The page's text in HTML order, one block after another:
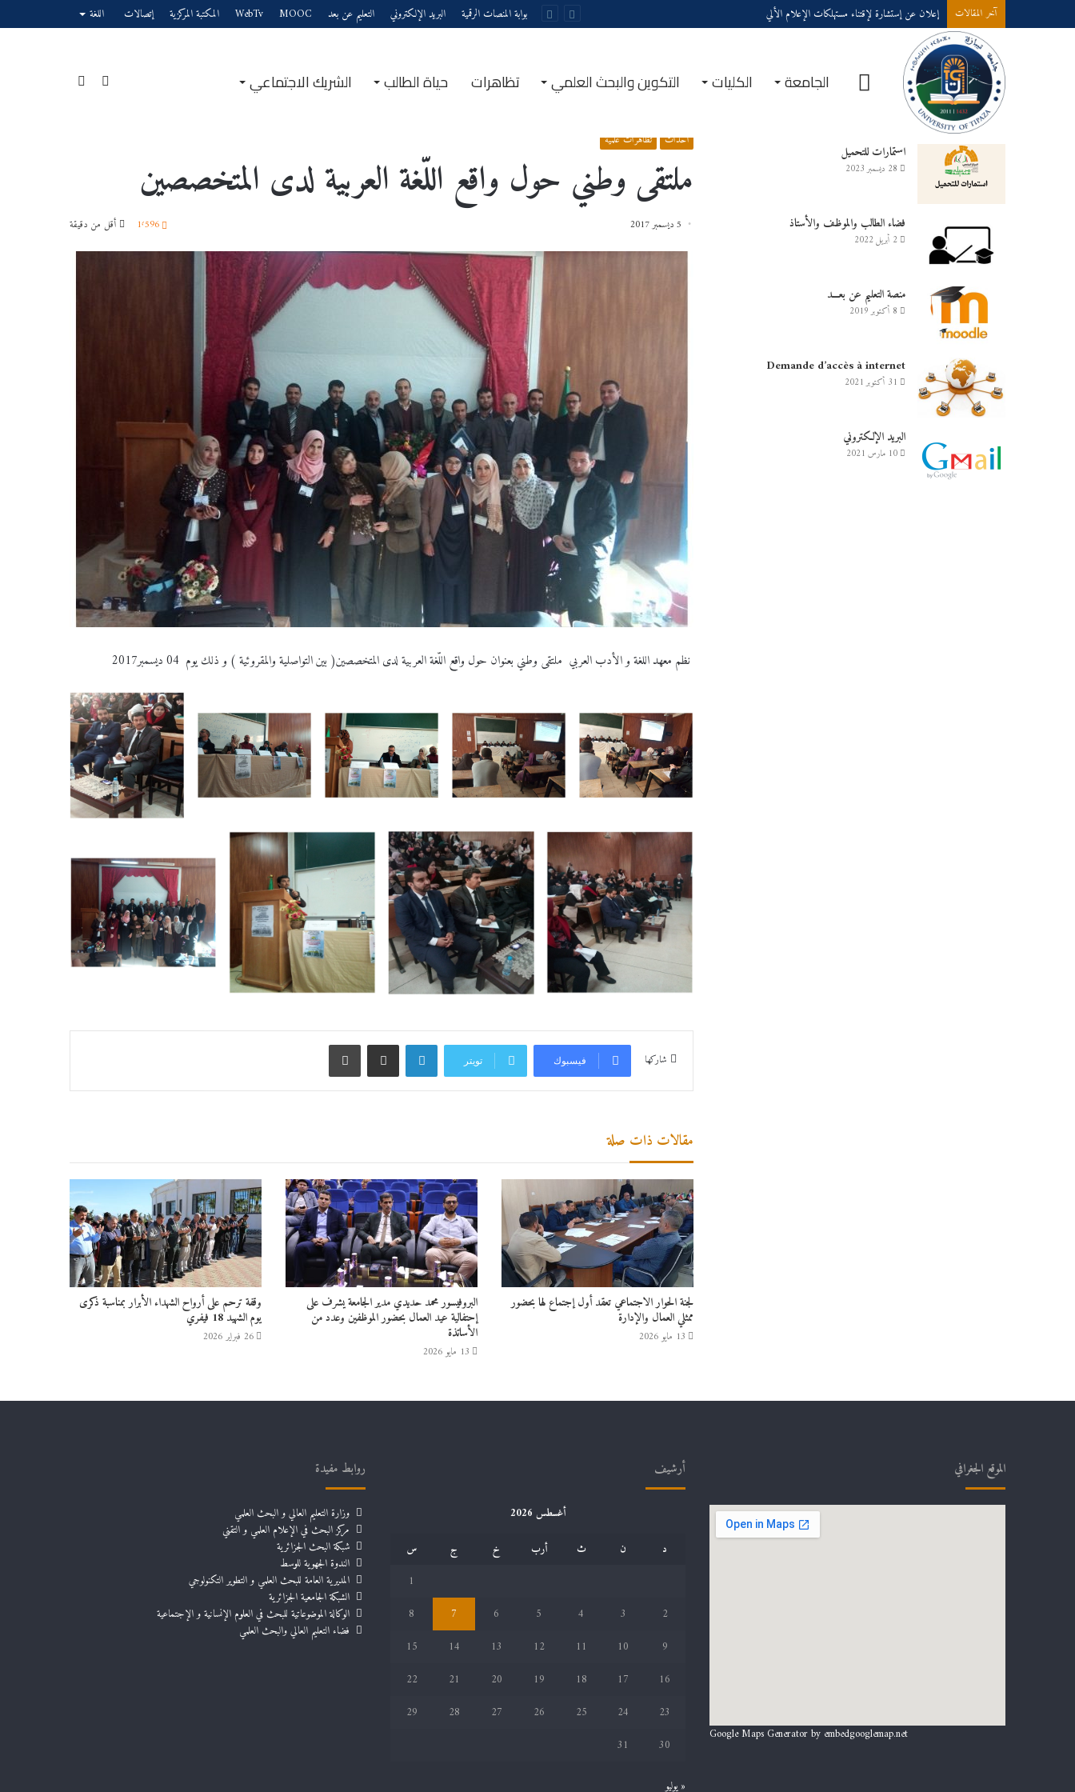
آخر المقالات إعلان عن إستشارة لإقتناء مستهلكات الإعلام الألي بوابة المنصات الرقمية البريد الإلكتروني التعليم عن بعد MOOC
WebTv المكتبة المركزية إتصالات اللغة
الرئيسيةالجامعة الكليات التكوين والبحث العلمي تظاهرات حياة الطالب الشريك الاجتماعي إضافة
أحداث تظاهرات علمية
ملتقى وطني حول واقع اللّغة العربية لدى المتخصصين
5 ديسمبر 2017 1٬596 أقل من دقيقة
نظم معهد اللغة و الأدب العربي ملتقى وطني بعنوان حول واقع اللّغة العربية لدى المتخصصين( بين التواصلية والمقروئية ) و ذلك يوم 04 ديسمبر2017
شاركها فيسبوك تويتر
لينكدإن مشاركة عبر البريد طباعة
مقالات ذات صلة
لجنة الحوار الاجتماعي تعقد أول إجتماع لها بحضور
ممثلي العمال والإدارة
13 مايو 2026
البروفيسور محمد حديدي مدير الجامعة يشرف على
إحتفالية عيد العمال بحضور الموظفين وعدد من
الأساتذة
13 مايو 2026
وقفة ترحم على أرواح الشهداء الأبرار بمناسبة ذكرى
يوم الشهيد 18 فيفري
26 فبراير 2026
خدمــــات على الخـط
استمارات للتحميل
28 ديسمبر 2023
فضاء الطالب والموظف والأستاذ
2 أبريل 2022
منصة التعليم عن بعـــد
8 أكتوبر 2019
Demande d’accès à internet
31 أكتوبر 2021
البريد الإلكتروني
10 مارس 2021
الموقع الجغرافي
Google Maps Generator by embedgooglemap.net
أرشيف
أغسطس 2026
د
ن ث أرب خ ج
س
1
2
3
4
5
6
7
8
9
10
11
12
13
14
15
16
17
18
19
20
21
22
23
24
25
26
27
28
29
30
31
« يوليو
روابط مفيدة
وزارة التعليم العالي و البحث العلمي
مركز البحث في الإعلام العلمي و التقني
شبكة البحث الجزائرية
الندوة الجهوية للوسط
المديرية العامة للبحث العلمي و التطوير التكنولوجي
الشبكة الجامعية الجزائرية
الوكالة الموضوعاتية للبحث في العلوم الإنسانية و الإجتماعية
فضاء التعليم العالي والبحث العلمي